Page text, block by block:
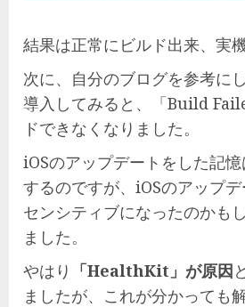
結果は正常にビルド出来、実
次に、自分のブログを参考に
導入してみると、「Build
ドできなくなりました。
iOSのアップデートをした記
するのですが、iOSのアップ
センシティブになったのかも
ました。
やはり 「HealthKit」が原因
ましたが、これが分かっても